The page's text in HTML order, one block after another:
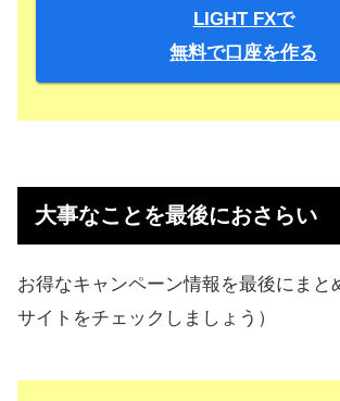
LIGHT FXで
無料で口座を作る
大事なことを最後におさらい
お得なキャンペーン情報を最後にまと
サイトをチェックしましょう）